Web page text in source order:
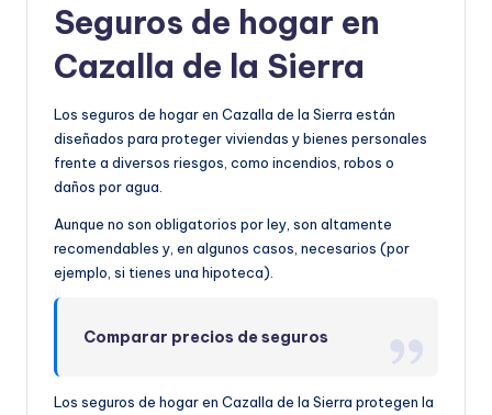
Seguros de hogar en
Cazalla de la Sierra
Los seguros de hogar en Cazalla de la Sierra están
diseñados para proteger viviendas y bienes personales
frente a diversos riesgos, como incendios, robos o
daños por agua.
Aunque no son obligatorios por ley, son altamente
recomendables y, en algunos casos, necesarios (por
ejemplo, si tienes una hipoteca).
Comparar precios de seguros
Los seguros de hogar en Cazalla de la Sierra protegen la